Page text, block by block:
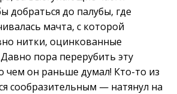
добраться до палубы, где
мачта, с которой
нитки, оцинкованные
пора перерубить эту
чем он раньше думал! Кто-то из
сообразительным — натянул на